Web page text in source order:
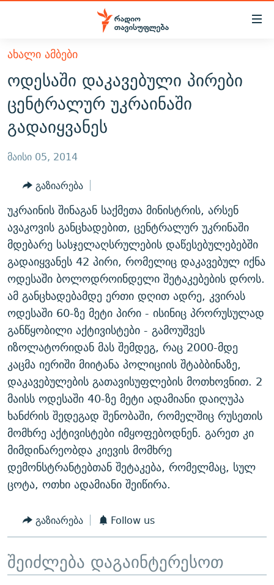
Accessibility
მთავარ
შინაარსზე
დაბრუნება
მთავარ
ნავიგაციაზე
დაბრუნება
ძიებაზე
ᲐᲮᲐᲚᲘ ᲐᲛᲑᲔᲑᲘ
ᲗᲔᲛᲔᲑᲘ
ᲞᲝᲚᲘᲢᲘᲙᲐ
ᲔᲙᲝᲜᲝᲛᲘᲙᲐ
ᲡᲐᲖᲝᲒᲐᲓᲝᲔᲑᲐ
ᲕᲘᲓᲔᲝ
ᲑᲚᲝᲒᲔᲑᲘ
ᲞᲝᲓᲙᲐᲡᲢᲔᲑᲘ
60 ᲓᲔᲪᲘᲑᲔᲚᲘ
ᲒᲐᲜᲙᲘᲗᲮᲕᲘᲡ ᲓᲦᲔ
ᲓᲘᲚᲘᲡ ᲡᲐᲣᲑᲠᲔᲑᲘ
ᲛᲝᲚᲐᲞᲐᲠᲐᲙᲔ ᲢᲔᲥᲡᲢᲔᲑᲘ
ᲨᲘᲜ - ᲣᲪᲮᲝᲔᲗᲨᲘ
ᲚᲘᲢᲔᲠᲐᲢᲣᲠᲣᲚᲘ ᲬᲐᲮᲜᲐᲒᲔᲑᲘ
ᲐᲛᲔᲠᲘᲙᲣᲚᲘ ᲛᲝᲗᲮᲠᲝᲑᲐ
ᲘᲛᲞᲔᲠᲘᲐ ᲓᲐ ᲠᲐᲓᲘᲝ
ᲤᲔᲜᲝᲕᲐᲜᲘ - 2.10
ᲗᲥᲕᲔᲜᲘ ᲞᲣᲑᲚᲘᲙᲐᲪᲘᲔᲑᲘ
ᲞᲠᲝᲔᲥᲢᲔᲑᲘ
ᲣᲙᲠᲐᲘᲜᲐᲨᲘ ᲓᲐᲦᲣᲞᲣᲚᲘ ᲥᲐᲠᲗᲕᲔᲚᲘ ᲛᲔᲑᲠᲫᲝᲚᲔᲑᲘ - 2022
ᲓᲐᲛᲝᲣᲙᲘᲓᲔᲑᲚᲝᲑᲘᲡ 100 ᲬᲔᲚᲘ
ᲩᲔᲛᲘ ᲡᲘᲙᲕᲓᲘᲚᲘᲡ ᲛᲘᲖᲔᲖᲘᲐ COVID-19
11 ᲬᲔᲚᲘ - 11 ᲐᲛᲑᲐᲕᲘ
ᲡᲐᲞᲐᲠᲚᲐᲛᲔᲜᲢᲝ ᲐᲠᲩᲔᲕᲜᲔᲑᲘᲡ ᲘᲡᲢᲝᲠᲘᲐ
ᲑᲐᲕᲨᲕᲔᲑᲘ ᲞᲠᲝᲡᲢᲘᲢᲣᲪᲘᲐᲨᲘ - ᲐᲛᲝᲣᲗᲥᲛᲔᲚᲘ ᲐᲛᲑᲐᲕᲘ
5 ᲐᲛᲑᲐᲕᲘ - 20 ᲘᲕᲜᲘᲡᲡ ᲓᲐᲨᲐᲕᲔᲑᲣᲚᲔᲑᲘ
ᲐᲒᲕᲘᲡᲢᲝᲡ ᲝᲛᲘ
ПРИВЕТ ᲙᲣᲚᲢᲣᲠᲐ
ЭХО КАВКАЗА
ᲒᲐᲛᲝᲘᲬᲔᲠᲔ
რთე/რთ-ის ყველა საიტი
ᲐᲮᲐᲚᲘ ᲐᲛᲑᲔᲑᲘ
ოდესაში დაკავებული პირები
ცენტრალურ უკრაინაში
გადაიყვანეს
მაისი 05, 2014
გაზიარება
უკრაინის შინაგან საქმეთა მინისტრის, არსენ
ავაკოვის განცხადებით, ცენტრალურ უკრინაში
მდებარე სასჯელაღსრულების დაწესებულებებში
გადაიყვანეს 42 პირი, რომელიც დაკავებულ იქნა
ოდესაში ბოლოდროინდელი შეტაკებების დროს.
ამ განცხადებამდე ერთი დღით ადრე, კვირას
ოდესაში 60-ზე მეტი პირი - ისინიც პრორუსულად
განწყობილი აქტივისტები - გამოუშვეს
იზოლატორიდან მას შემდეგ, რაც 2000-მდე
კაცმა იერიში მიიტანა პოლიციის შტაბბინაზე,
დაკავებულების გათავისუფლების მოთხოვნით. 2
მაისს ოდესაში 40-ზე მეტი ადამიანი დაიღუპა
ხანძრის შედეგად შენობაში, რომელშიც რუსეთის
მომხრე აქტივისტები იმყოფებოდნენ. გარეთ კი
მიმდინარეობდა კიევის მომხრე
დემონსტრანტებთან შეტაკება, რომელმაც, სულ
ცოტა, ოთხი ადამიანი შეიწირა.
გაზიარება Follow us
შეიძლება დაგაინტერესოთ